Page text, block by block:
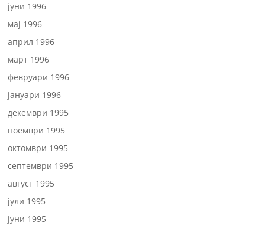
јуни 1996
мај 1996
април 1996
март 1996
февруари 1996
јануари 1996
декември 1995
ноември 1995
октомври 1995
септември 1995
август 1995
јули 1995
јуни 1995